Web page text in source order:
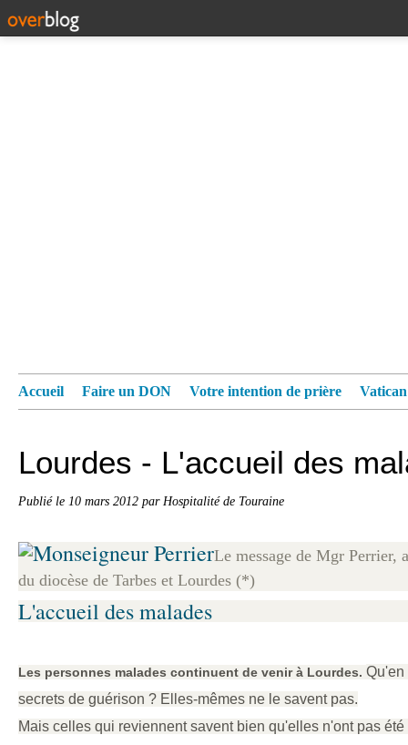
Accueil Faire un DON Votre intention de prière
Lourdes - L'accueil des
Publié le 10 mars 2012 par Hospitalité de Touraine
Le message de Mgr Perrier,
du diocèse de Tarbes et Lourdes (*)
L'accueil des malades
Les personnes malades continuent de venir à Lourdes. Qu'en
secrets de guérison ? Elles-mêmes ne le savent pas.
Mais celles qui reviennent savent bien qu'elles n'ont pas